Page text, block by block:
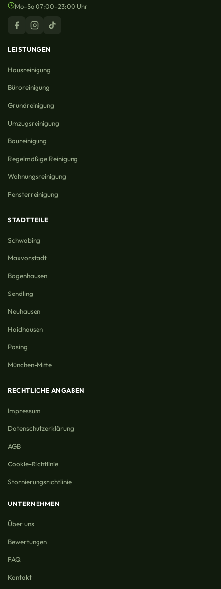
Mo–So 07:00–23:00 Uhr
LEISTUNGEN
Hausreinigung
Büroreinigung
Grundreinigung
Umzugsreinigung
Baureinigung
Regelmäßige Reinigung
Wohnungsreinigung
Fensterreinigung
STADTTEILE
Schwabing
Maxvorstadt
Bogenhausen
Sendling
Neuhausen
Haidhausen
Pasing
München-Mitte
RECHTLICHE ANGABEN
Impressum
Datenschutzerklärung
AGB
Cookie-Richtlinie
Stornierungsrichtlinie
UNTERNEHMEN
Über uns
Bewertungen
FAQ
Kontakt